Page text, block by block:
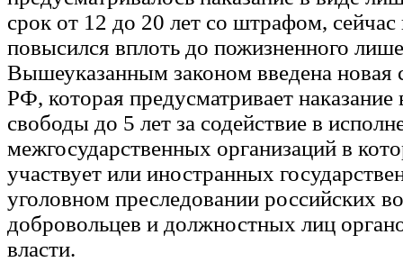
срок от 12 до 20 лет со штрафом, сейчас
повысился вплоть до пожизненного
Вышеуказанным законом введена новая
РФ, которая предусматривает
свободы до 5 лет за содействие в
межгосударственных организаций в
участвует или иностранных
уголовном преследовании российских
добровольцев и должностных лиц
власти.